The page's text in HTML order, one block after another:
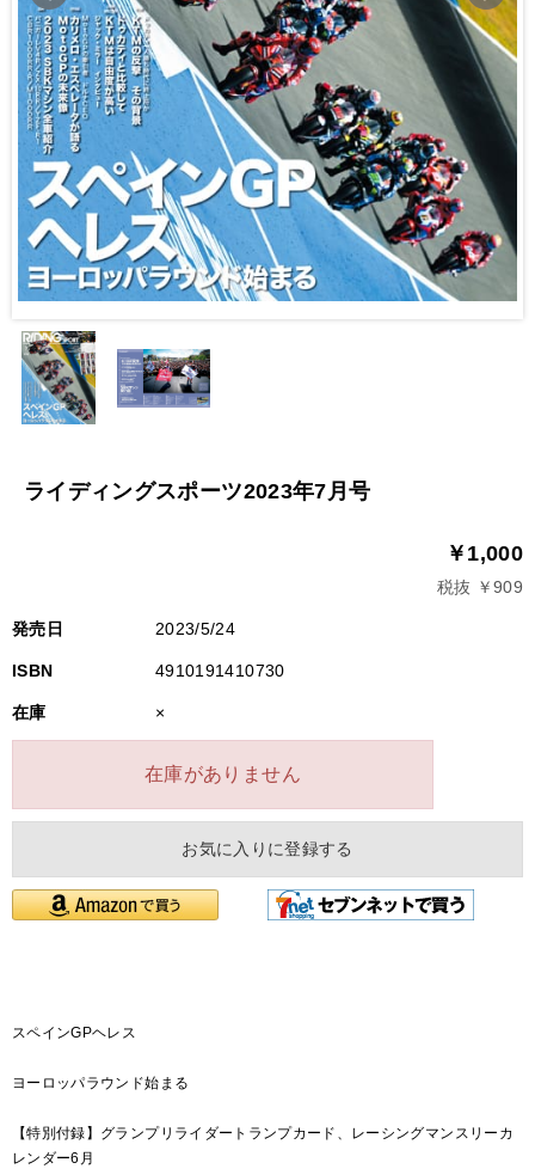
ライディングスポーツ2023年7月号
￥1,000
税抜 ￥909
発売日 2023/5/24
ISBN 4910191410730
在庫 ×
在庫がありません
お気に入りに登録する
スペインGPヘレス
ヨーロッパラウンド始まる
【特別付録】グランプリライダートランプカード、レーシングマンスリーカ
レンダー6月